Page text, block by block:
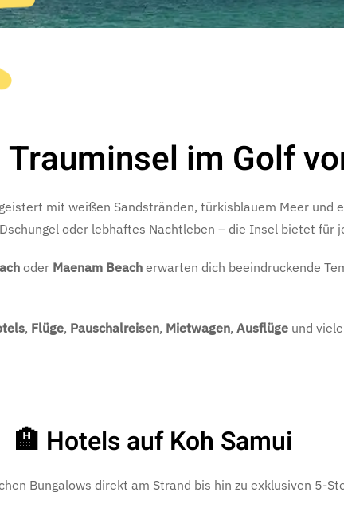
im Golf
mit weißen Sandstränden, türkisblauem Meer und
oder lebhaftes Nachtleben – die Insel bietet für
oder Maenam Beach erwarten dich beeindruckende
, Flüge, Pauschalreisen, Mietwagen, Ausflüge und
🏨 Hotels auf Koh Samui
Bungalows direkt am Strand bis hin zu exklusiven 5-